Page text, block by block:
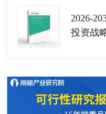
2026-
投资战